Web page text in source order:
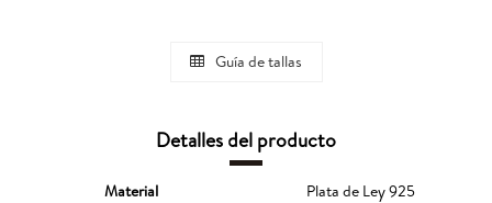
Guía de tallas
Detalles del producto
Material
Plata de Ley 925